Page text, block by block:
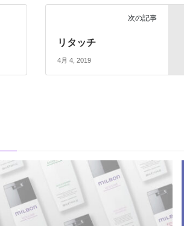
次の記事
リタッチ
4月 4, 2019